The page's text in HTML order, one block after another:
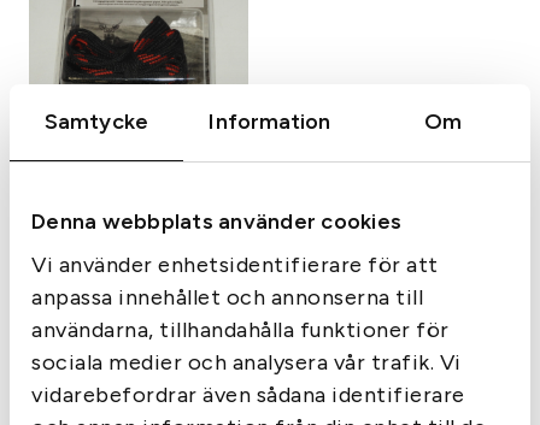
Samtycke Information Om
Denna webbplats använder cookies
Vi använder enhetsidentifierare för att
anpassa innehållet och annonserna till
användarna, tillhandahålla funktioner för
sociala medier och analysera vår trafik. Vi
vidarebefordrar även sådana identifierare
Rengöring Bore SC
195kr
Sida 1 av 1
‹‹
‹ 1 › ››